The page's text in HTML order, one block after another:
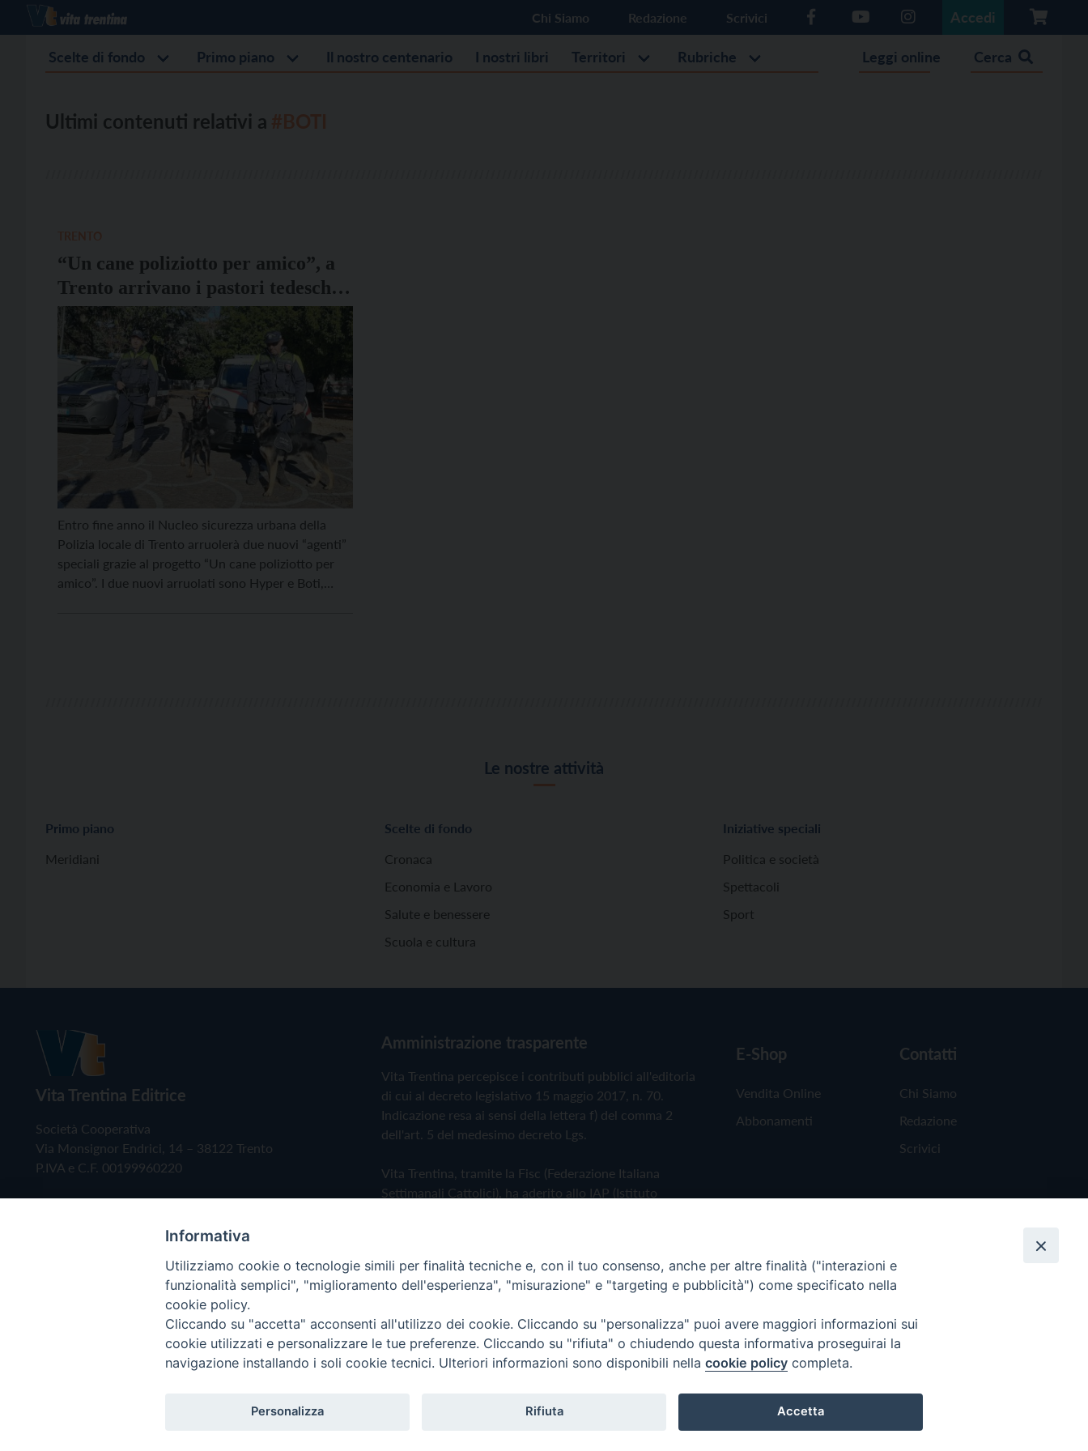
Chi Siamo Redazione Scrivici Accedi
Scelte di fondo Primo piano Il nostro centenario I nostri libri Territori Rubriche Leggi online Cerca
Ultimi contenuti relativi a
“Un cane poliziotto per amico”, a
Trento arrivano i pastori tedeschi
Hyper e Boti
Entro fine anno il Nucleo sicurezza urbana della
Polizia locale di Trento arruolerà due nuovi “agenti”
speciali grazie al progetto “Un cane poliziotto per
amico”. I due nuovi arruolati sono Hyper e Boti,
Le nostre attività
Primo piano
Meridiani
Scelte di fondo
Cronaca
Economia e Lavoro
Salute e benessere
Scuola e cultura
Iniziative speciali
Politica e società
Spettacoli
Sport
Vita Trentina Editrice
Società Cooperativa
Via Monsignor Endrici, 14 – 38122 Trento
P.IVA e C.F. 00199960220
Amministrazione trasparente
Vita Trentina percepisce i contributi pubblici all'editoria
di cui al decreto legislativo 15 maggio 2017, n. 70.
Indicazione resa ai sensi della lettera f) del comma 2
dell'art. 5 del medesimo decreto Lgs.
Vita Trentina, tramite la Fisc (Federazione Italiana
Settimanali Cattolici), ha aderito allo IAP (Istituto
Privacy Policy Cookie Policy
E-Shop
Vendita Online
Abbonamenti
Contatti
Chi Siamo
Redazione
Scrivici
Copyright © 2019 - Tutti i diritti riservati - Vita Trentina Editrice
Informativa
Utilizziamo cookie o tecnologie simili per finalità tecniche e, con il tuo consenso, anche per altre finalità ("interazioni e
funzionalità semplici", "miglioramento dell'esperienza", "misurazione" e "targeting e pubblicità") come specificato nella
cookie policy.
Cliccando su "accetta" acconsenti all'utilizzo dei cookie. Cliccando su "personalizza" puoi avere maggiori informazioni sui
cookie utilizzati e personalizzare le tue preferenze. Cliccando su "rifiuta" o chiudendo questa informativa proseguirai la
navigazione installando i soli cookie tecnici. Ulteriori informazioni sono disponibili nella cookie policy completa.
Personalizza Rifiuta Accetta